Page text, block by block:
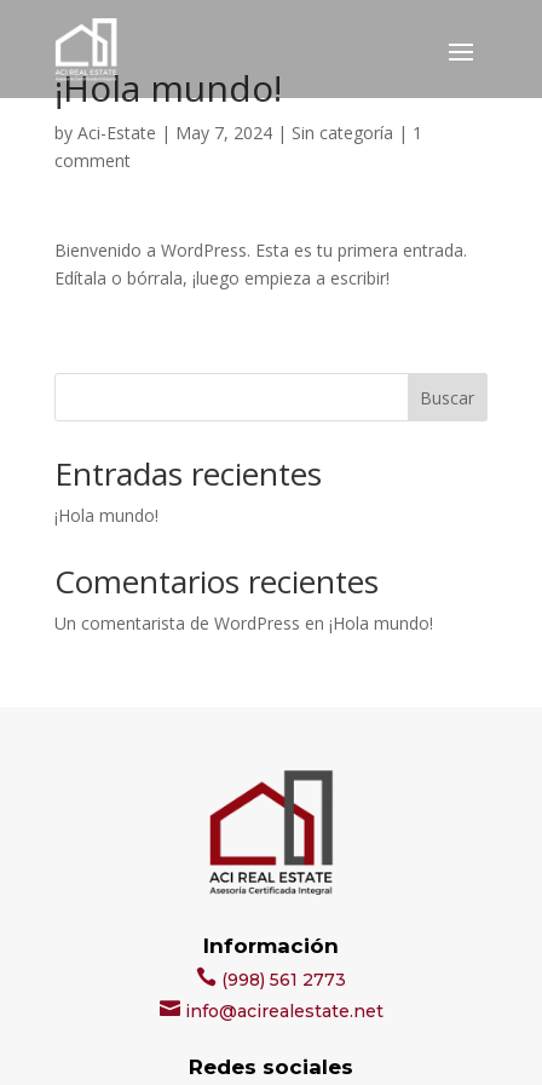
¡Hola mundo!
by Aci-Estate | May 7, 2024| Sin categoría | 1
comment
Bienvenido a WordPress. Esta es tu primera entrada.
Edítala o bórrala, ¡luego empieza a escribir!
Buscar
Entradas recientes
¡Hola mundo!
Comentarios recientes
Un comentarista de WordPress en ¡Hola mundo!
Información
(998) 561 2773
info@acirealestate.net
Redes sociales